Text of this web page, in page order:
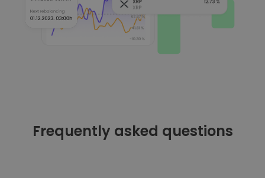
Frequently asked questions